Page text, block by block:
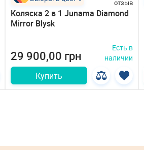
отзыв
Коляска 2 в 1 Junama Diamond
Mirror Blysk
29 900,00 грн
Есть в
наличии
Купить